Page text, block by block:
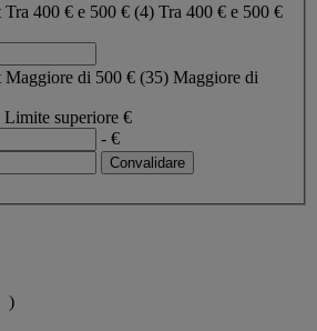
Tra 400 € e 500 € (4) Tra 400 € e 500 €
Maggiore di 500 € (35) Maggiore di
Limite superiore €
- €
)